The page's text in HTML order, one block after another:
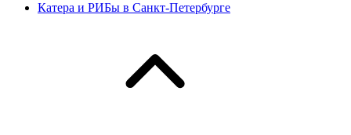
Катера и РИБы в Санкт-Петербурге